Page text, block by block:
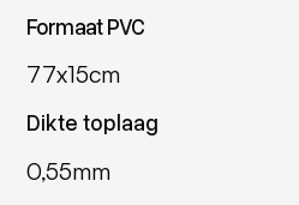
Formaat PVC
77x15cm
Dikte toplaag
0,55mm